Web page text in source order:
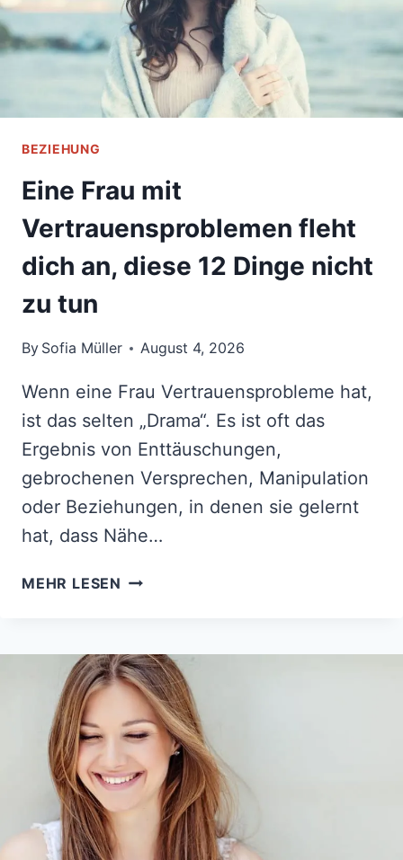
BEZIEHUNG
Eine Frau mit
Vertrauensproblemen fleht
dich an, diese 12 Dinge nicht
zu tun
By Sofia Müller August 4, 2026
Wenn eine Frau Vertrauensprobleme hat,
ist das selten „Drama“. Es ist oft das
Ergebnis von Enttäuschungen,
gebrochenen Versprechen, Manipulation
oder Beziehungen, in denen sie gelernt
hat, dass Nähe…
MEHR LESEN EINE
FLEHT
DICH
AN,
DIESE
12
DINGE
NICHT